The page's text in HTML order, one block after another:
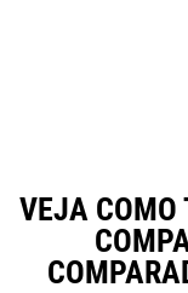
VEJA COMO